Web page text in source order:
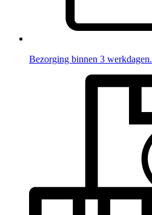
Bezorging binnen 3 werkdagen.